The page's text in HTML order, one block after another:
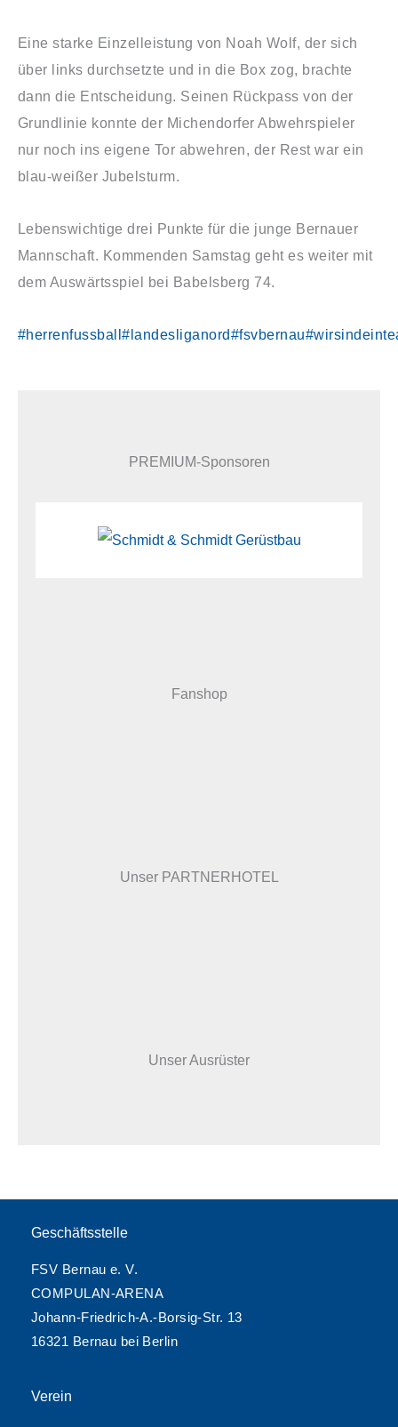
Eine starke Einzelleistung von Noah Wolf, der sich
über links durchsetzte und in die Box zog, brachte
dann die Entscheidung. Seinen Rückpass von der
Grundlinie konnte der Michendorfer Abwehrspieler
nur noch ins eigene Tor abwehren, der Rest war ein
blau-weißer Jubelsturm.
Lebenswichtige drei Punkte für die junge Bernauer
Mannschaft. Kommenden Samstag geht es weiter mit
dem Auswärtsspiel bei Babelsberg 74.
#herrenfussball#landesliganord#fsvbernau
PREMIUM-Sponsoren
Fanshop
Unser PARTNERHOTEL
Unser Ausrüster
Geschäftsstelle
FSV Bernau e. V.
COMPULAN-ARENA
Johann-Friedrich-A.-Borsig-Str. 13
16321 Bernau bei Berlin
Verein